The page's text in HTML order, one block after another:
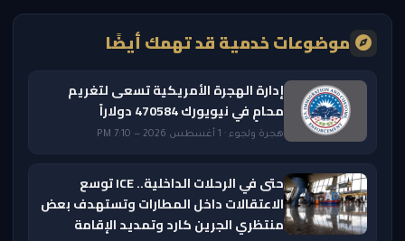
موضوعات خدمية قد تهمك أيضًا
إدارة الهجرة الأمريكية تسعى لتغريم
محامٍ في نيويورك 470584 دولاراً
هجرة ولجوء · 1 أغسطس 2026 — 7:10 PM
حتى في الرحلات الداخلية.. ICE توسع
الاعتقالات داخل المطارات وتستهدف بعض
منتظري الجرين كارد وتمديد الإقامة